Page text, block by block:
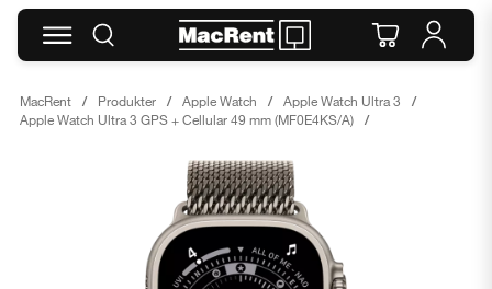
MacRent Produkter Apple Watch
Apple Watch Ultra 3
Apple Watch Ultra 3 GPS + Cellular 49 mm (MF0E4KS/A)